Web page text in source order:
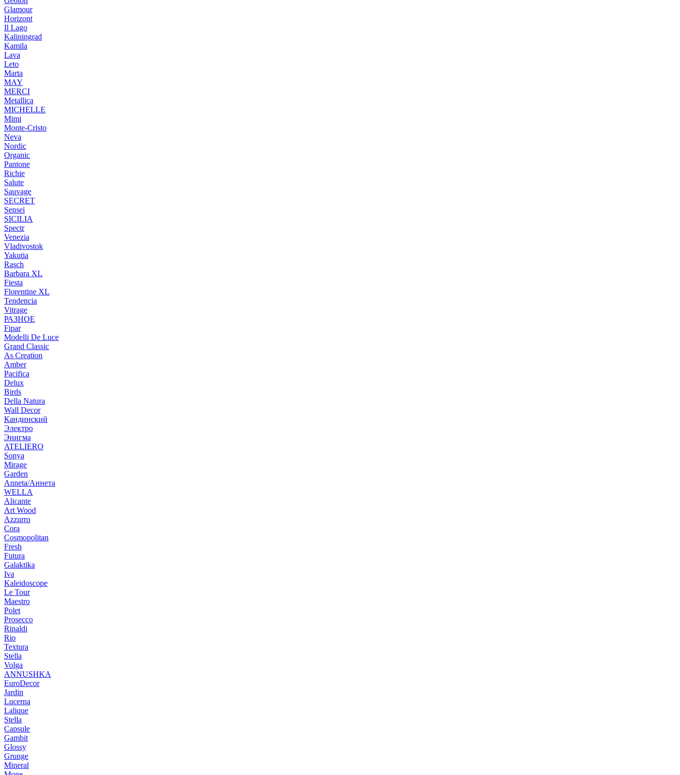
Glamour
Horizont
Il Lago
Kaliningrad
Kamila
Lava
Leto
Marta
MAY
MERCI
Metallica
MICHELLE
Mimi
Monte-Cristo
Neva
Nordic
Organic
Pantone
Richie
Salute
Sauvage
SECRET
Sensei
SICILIA
Spectr
Venezia
Vladivostok
Yakutia
Rasch
Barbara XL
Fiesta
Florentine XL
Tendencia
Vitrage
РАЗНОЕ
Fipar
Modelli De Luce
Grand Classic
As Creation
Amber
Pacifica
Delux
Birds
Della Natura
Wall Decor
Кандинский
Электро
Энигма
ATELIERO
Sonya
Mirage
Garden
Anneta/Аннета
WELLA
Alicante
Art Wood
Azzurro
Cora
Cosmopolitan
Fresh
Futura
Galaktika
Iva
Kaleidoscope
Le Tour
Maestro
Polet
Prosecco
Rinaldi
Rio
Textura
Stella
Volga
ANNUSHKA
EuroDecor
Jardin
Lucerna
Lalique
Stella
Capsule
Gambit
Glossy
Grunge
Mineral